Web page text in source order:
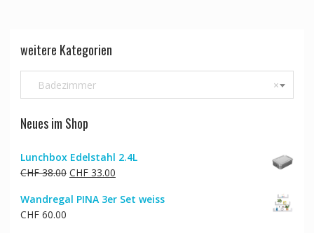
weitere Kategorien
×
Badezimmer
Neues im Shop
Lunchbox Edelstahl 2.4L
CHF38.00 Ursprünglicher
war:
CHF33.00Aktueller
ist:
Wandregal PINA 3er Set weiss
CHF60.00